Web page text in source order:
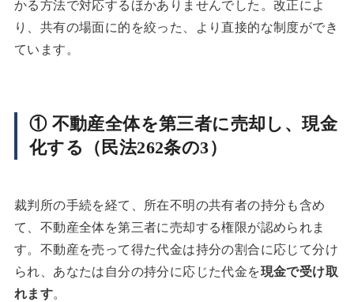
かる方法で対応するほかありませんでした。改正によ
り、共有の場面に的を絞った、より直接的な制度ができ
ています。
① 不動産全体を第三者に売却し、現金
化する（民法262条の3）
裁判所の手続を経て、所在不明の共有者の持分も含め
て、不動産全体を第三者に売却する権限が認められま
す。不動産を売って得た代金は持分の割合に応じて分け
られ、あなたは自分の持分に応じた代金を現金で受け取
れます。